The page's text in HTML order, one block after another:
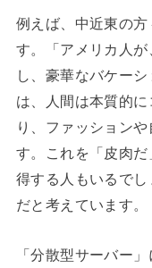
例えば、中近東の
す。「アメリカ人
し、豪華なバケー
は、人間は本質的
り、ファッション
す。これを「皮肉
得する人もいるで
だと考えています。
「分散型サーバー